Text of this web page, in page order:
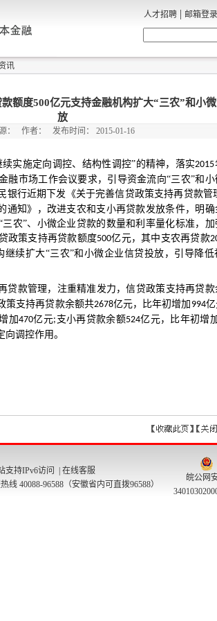
人才招聘 | 邮箱登录
讯
额度500亿元支持金融机构扩大“三农”和小
放
： 作者： 发布时间： 2015-01-16
支持IPv6访问 | 在线客服
线 40088-96588（安徽省内可直拨96588）
皖公网